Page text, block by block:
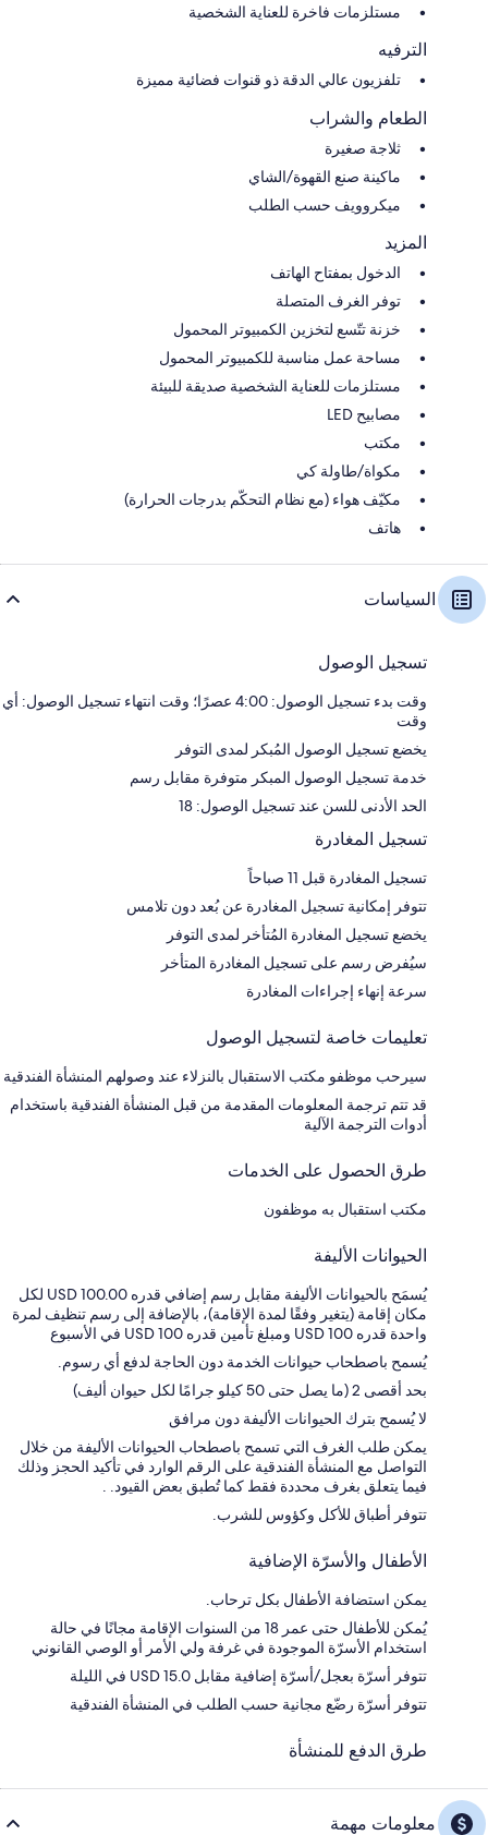
مستلزمات فاخرة للعناية الشخصية
الترفيه
تلفزيون عالي الدقة ذو قنوات فضائية مميزة
الطعام والشراب
ثلاجة صغيرة
ماكينة صنع القهوة/الشاي
ميكروويف حسب الطلب
المزيد
الدخول بمفتاح الهاتف
توفر الغرف المتصلة
خزنة تتّسع لتخزين الكمبيوتر المحمول
مساحة عمل مناسبة للكمبيوتر المحمول
مستلزمات للعناية الشخصية صديقة للبيئة
مصابيح LED
مكتب
مكواة/طاولة كي
مكيّف هواء (مع نظام التحكّم بدرجات الحرارة)
هاتف
السياسات
تسجيل الوصول
وقت بدء تسجيل الوصول: 4:00 عصرًا؛ وقت انتهاء تسجيل الوصول: أي
وقت
يخضع تسجيل الوصول المُبكر لمدى التوفر
خدمة تسجيل الوصول المبكر متوفرة مقابل رسم
الحد الأدنى للسن عند تسجيل الوصول: 18
تسجيل المغادرة
تسجيل المغادرة قبل 11 صباحاً
تتوفر إمكانية تسجيل المغادرة عن بُعد دون تلامس
يخضع تسجيل المغادرة المُتأخر لمدى التوفر
سيُفرض رسم على تسجيل المغادرة المتأخر
سرعة إنهاء إجراءات المغادرة
تعليمات خاصة لتسجيل الوصول
سيرحب موظفو مكتب الاستقبال بالنزلاء عند وصولهم المنشأة الفندقية
قد تتم ترجمة المعلومات المقدمة من قبل المنشأة الفندقية باستخدام
أدوات الترجمة الآلية
طرق الحصول على الخدمات
مكتب استقبال به موظفون
الحيوانات الأليفة
يُسمَح بالحيوانات الأليفة مقابل رسم إضافي قدره USD 100.00 لكل
مكان إقامة (يتغير وفقًا لمدة الإقامة)، بالإضافة إلى رسم تنظيف لمرة
واحدة قدره USD 100 ومبلغ تأمين قدره USD 100 في الأسبوع
يُسمح باصطحاب حيوانات الخدمة دون الحاجة لدفع أي رسوم.
بحد أقصى 2 (ما يصل حتى 50 كيلو جرامًا لكل حيوان أليف)
لا يُسمح بترك الحيوانات الأليفة دون مرافق
يمكن طلب الغرف التي تسمح باصطحاب الحيوانات الأليفة من خلال
التواصل مع المنشأة الفندقية على الرقم الوارد في تأكيد الحجز وذلك
فيما يتعلق بغرف محددة فقط كما تُطبق بعض القيود. .
تتوفر أطباق للأكل وكؤوس للشرب.
الأطفال والأسرّة الإضافية
يمكن استضافة الأطفال بكل ترحاب.
يُمكن للأطفال حتى عمر 18 من السنوات الإقامة مجانًا في حالة
استخدام الأسرّة الموجودة في غرفة ولي الأمر أو الوصي القانوني
تتوفر أسرّة بعجل/أسرّة إضافية مقابل USD 15.0 في الليلة
تتوفر أسرّة رضّع مجانية حسب الطلب في المنشأة الفندقية
طرق الدفع للمنشأة
معلومات مهمة